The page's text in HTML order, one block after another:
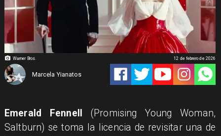
Warner Bros.
Marcela Yianatos
12 de febrero de 2026
​Emerald Fennell
(Promising Young Woman,
Saltburn) se toma la licencia de revisitar una de